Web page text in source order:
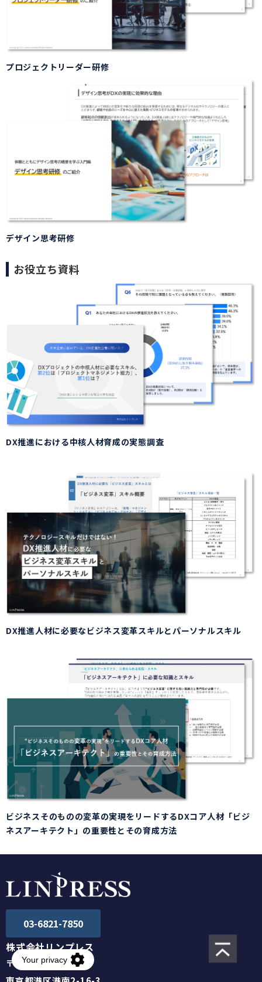
プロジェクトリーダー研修
デザイン思考研修
お役立ち資料
DX推進における中核人材育成の実態調査
DX推進人材に必要なビジネス変革スキルとパーソナルスキル
ビジネスそのものの変革の実現をリードするDXコア人材「ビジ
ネスアーキテクト」の重要性とその育成方法
03-6821-7850
株式会社リンプレス
〒108-0075